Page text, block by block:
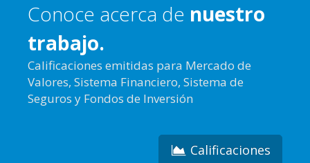
Conoce acerca de nuestro
trabajo.
Calificaciones emitidas para Mercado de
Valores, Sistema Financiero, Sistema de
Seguros y Fondos de Inversión
Calificaciones